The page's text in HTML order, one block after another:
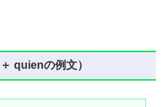
quienの例文）